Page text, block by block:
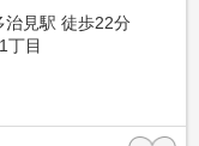
治見駅 徒歩22分
丁目